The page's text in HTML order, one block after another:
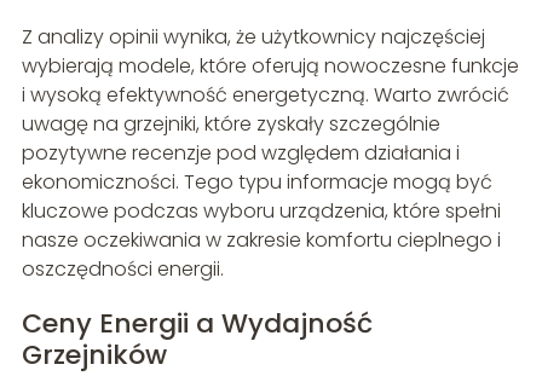
Z analizy opinii wynika, że użytkownicy najczęściej
wybierają modele, które oferują nowoczesne funkcje
i wysoką efektywność energetyczną. Warto zwrócić
uwagę na grzejniki, które zyskały szczególnie
pozytywne recenzje pod względem działania i
ekonomiczności. Tego typu informacje mogą być
kluczowe podczas wyboru urządzenia, które spełni
nasze oczekiwania w zakresie komfortu cieplnego i
oszczędności energii.
Ceny Energii a Wydajność
Grzejników